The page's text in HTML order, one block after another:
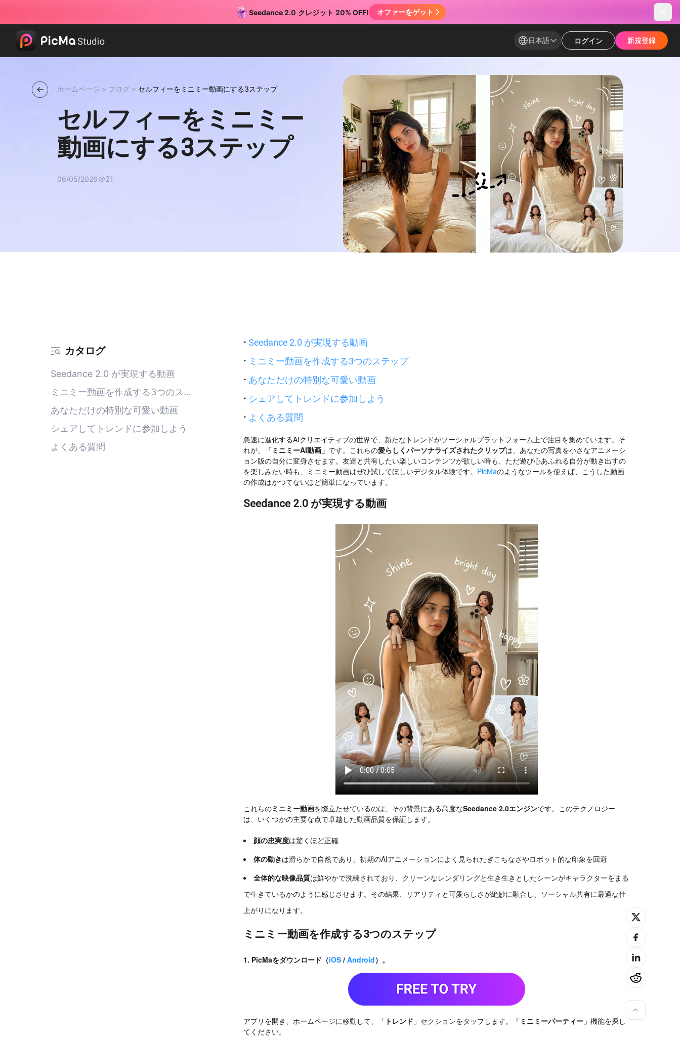
日本語 ログイン 新規登録​
新規登録​
ホームページ > ブログ > セルフィーをミニミー動画にする3ステップ
セルフィーをミニミー
動画にする3ステップ
06/05/2026 21
カタログ
Seedance 2.0 が実現する動画
ミニミー動画を作成する3つのステ
ップ
あなただけの特別な可愛い動画
シェアしてトレンドに参加しよう
よくある質問
· Seedance 2.0 が実現する動画
· ミニミー動画を作成する3つのステップ
· あなただけの特別な可愛い動画
· シェアしてトレンドに参加しよう
· よくある質問
急速に進化するAIクリエイティブの世界で、新たなトレンドがソーシャルプラットフォーム上で注目を集めています。そ
れが、
「ミニミーAI動画」 です。これらの愛らしくパーソナライズされたクリップは、あなたの写真を小さなアニメーシ
ョン版の自分に変身させます。友達と共有したい楽しいコンテンツが欲しい時も、ただ遊び心あふれる自分が動き出すの
を楽しみたい時も、ミニミー動画はぜひ試してほしいデジタル体験です。 PicMaのようなツールを使えば、こうした動画
の作成はかつてないほど簡単になっています。
Seedance 2.0 が実現する動画
これらのミニミー動画を際立たせているのは、その背景にある高度なSeedance 2.0エンジンです。このテクノロジー
は、いくつかの主要な点で卓越した動画品質を保証します。
顔の忠実度は驚くほど正確
体の動きは滑らかで自然であり、初期のAIアニメーションによく見られたぎこちなさやロボット的な印象を回避
全体的な映像品質は鮮やかで洗練されており、クリーンなレンダリングと生き生きとしたシーンがキャラクターをまる
で生きているかのように感じさせます。その結果、リアリティと可愛らしさが絶妙に融合し、ソーシャル共有に最適な仕
上がりになります。
ミニミー動画を作成する3つのステップ
1. PicMaをダウンロード（iOS /Android）。
アプリを開き、ホームページに移動して、「 トレンド 」セクションをタップします。 「ミニミーパーティー」機能を探し
てください。
Seedance 2.0 クレジット 20% OFF! オファーをゲット